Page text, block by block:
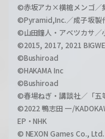
©赤坂アカ×横槍メンゴ／
©Pyramid,Inc.／成子坂製
©山田鐘人・アベツカサ／
©2015, 2017, 2021
©Bushiroad
©HAKAMA Inc
©Bushiroad
©春場ねぎ・講談社／「
©2022 鴨志田 一/
EP・NHK
© NEXON Games Co.,